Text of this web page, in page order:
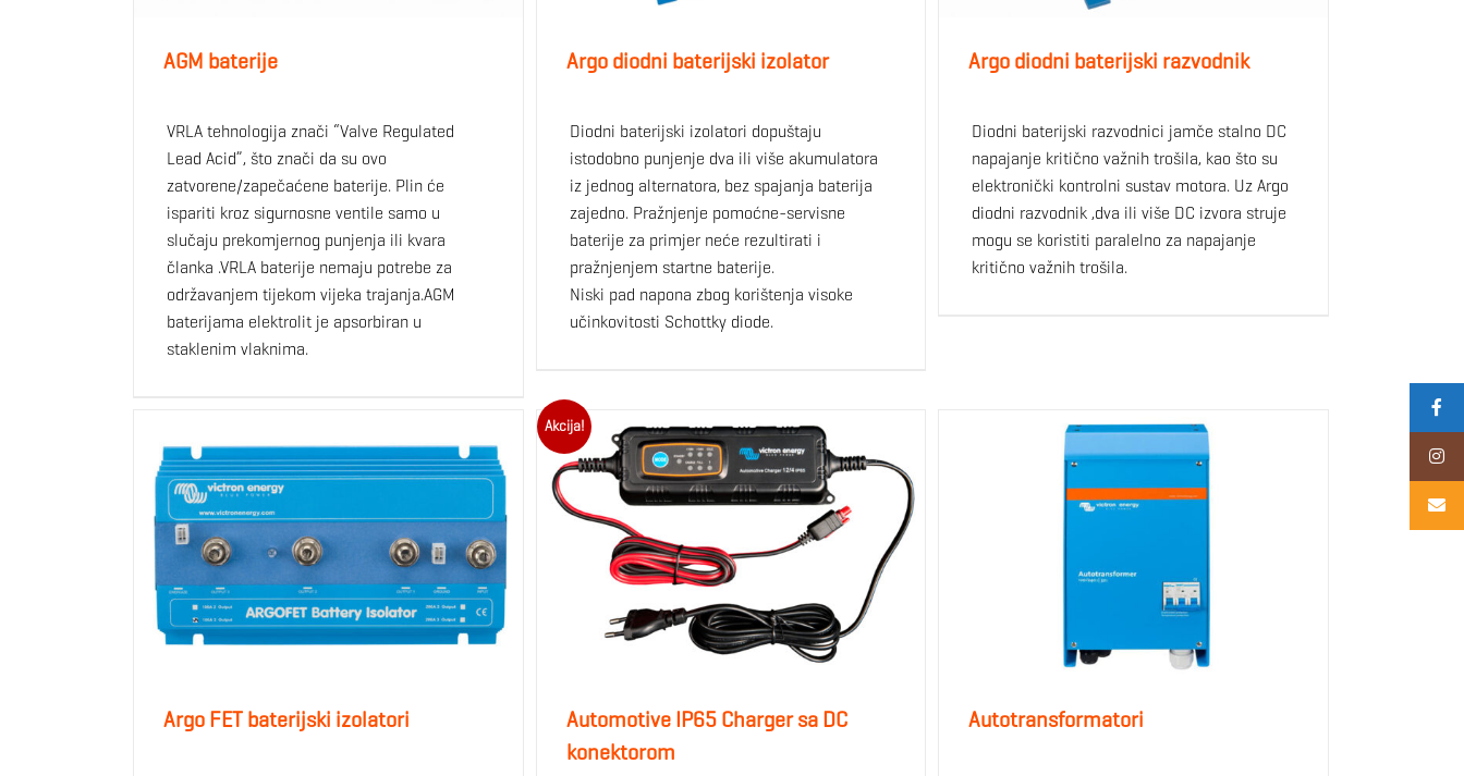
AGM baterije
VRLA tehnologija znači “Valve Regulated
Lead Acid”, što znači da su ovo
zatvorene/zapečaćene baterije. Plin će
ispariti kroz sigurnosne ventile samo u
slučaju prekomjernog punjenja ili kvara
članka .VRLA baterije nemaju potrebe za
održavanjem tijekom vijeka trajanja.AGM
baterijama elektrolit je apsorbiran u
staklenim vlaknima.
Argo diodni baterijski izolator
Diodni baterijski izolatori dopuštaju
istodobno punjenje dva ili više akumulatora
iz jednog alternatora, bez spajanja baterija
zajedno. Pražnjenje pomoćne-servisne
baterije za primjer neće rezultirati i
pražnjenjem startne baterije.
Niski pad napona zbog korištenja visoke
učinkovitosti Schottky diode.
Argo diodni baterijski razvodnik
Diodni baterijski razvodnici jamče stalno DC
napajanje kritično važnih trošila, kao što su
elektronički kontrolni sustav motora. Uz Argo
diodni razvodnik ,dva ili više DC izvora struje
mogu se koristiti paralelno za napajanje
kritično važnih trošila.
Argo FET baterijski izolatori
Akcija!
Automotive IP65 Charger sa DC
konektorom
Autotransformatori